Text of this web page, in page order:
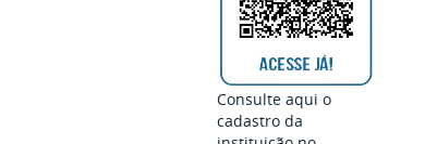
Consulte aqui o
cadastro da